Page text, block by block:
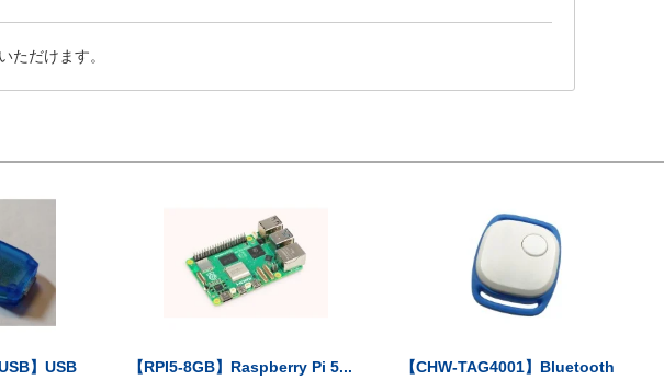
ただけます。
】USB
【RPI5-8GB】Raspberry Pi 5...
【CHW-TAG4001】Bluetooth